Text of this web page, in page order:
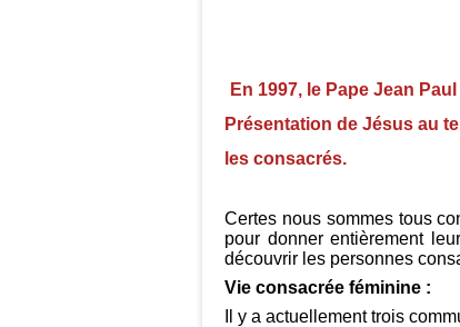
En 1997, le Pape Jean
Présentation de Jésus au
les consacrés.
Certes nous sommes tous
pour donner entièrement
découvrir les personnes
Vie consacrée féminine :
Il y a actuellement trois